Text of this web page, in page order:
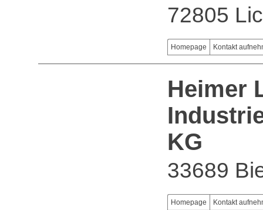
72805
Homepage Kontakt
Heimer
KG
33689
Homepage Kontakt